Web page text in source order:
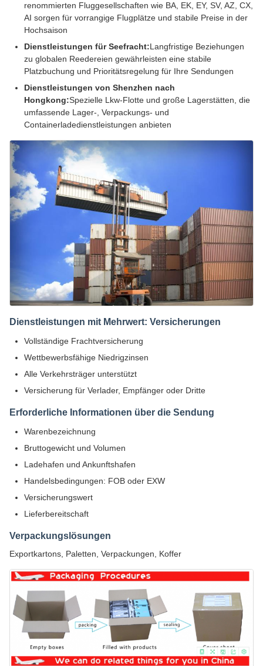
renommierten Fluggesellschaften wie BA, EK, EY, SV, AZ, CX,
AI sorgen für vorrangige Flugplätze und stabile Preise in der
Hochsaison
Dienstleistungen für Seefracht:Langfristige Beziehungen
zu globalen Reedereien gewährleisten eine stabile
Platzbuchung und Prioritätsregelung für Ihre Sendungen
Dienstleistungen von Shenzhen nach
Hongkong:Spezielle Lkw-Flotte und große Lagerstätten, die
umfassende Lager-, Verpackungs- und
Containerladedienstleistungen anbieten
Dienstleistungen mit Mehrwert: Versicherungen
Vollständige Frachtversicherung
Wettbewerbsfähige Niedrigzinsen
Alle Verkehrsträger unterstützt
Versicherung für Verlader, Empfänger oder Dritte
Erforderliche Informationen über die Sendung
Warenbezeichnung
Bruttogewicht und Volumen
Ladehafen und Ankunftshafen
Handelsbedingungen: FOB oder EXW
Versicherungswert
Lieferbereitschaft
Verpackungslösungen
Exportkartons, Paletten, Verpackungen, Koffer